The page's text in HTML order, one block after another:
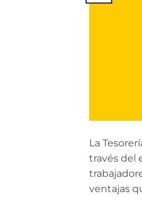
La
través del
ventajas